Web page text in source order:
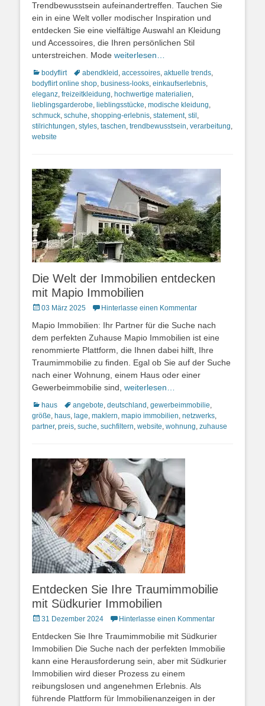
Trendbewusstsein aufeinandertreffen. Tauchen Sie
ein in eine Welt voller modischer Inspiration und
entdecken Sie eine vielfältige Auswahl an Kleidung
und Accessoires, die Ihren persönlichen Stil
unterstreichen. Mode weiterlesen…
Kategorien
bodyflirt Schlagworte
abendkleid , accessoires, aktuelle trends,
bodyflirt online shop, business-looks, einkaufserlebnis,
eleganz, freizeitkleidung, hochwertige materialien,
lieblingsgarderobe, lieblingsstücke, modische kleidung,
schmuck, schuhe, shopping-erlebnis, statement, stil ,
stilrichtungen, styles, taschen, trendbewusstsein, verarbeitung,
website
Die Welt der Immobilien entdecken
mit Mapio Immobilien
Posted
03 März 2025 Hinterlasse einen Kommentar
Mapio Immobilien: Ihr Partner für die Suche nach
dem perfekten Zuhause Mapio Immobilien ist eine
renommierte Plattform, die Ihnen dabei hilft, Ihre
Traumimmobilie zu finden. Egal ob Sie auf der Suche
nach einer Wohnung, einem Haus oder einer
Gewerbeimmobilie sind, weiterlesen…
Kategorien
haus Schlagworte
angebote, deutschland , gewerbeimmobilie,
größe, haus, lage, maklern, mapio immobilien, netzwerks,
partner, preis, suche, suchfiltern, website, wohnung, zuhause
Entdecken Sie Ihre Traumimmobilie
mit Südkurier Immobilien
Posted
31 Dezember 2024 Hinterlasse einen Kommentar
Entdecken Sie Ihre Traumimmobilie mit Südkurier
Immobilien Die Suche nach der perfekten Immobilie
kann eine Herausforderung sein, aber mit Südkurier
Immobilien wird dieser Prozess zu einem
reibungslosen und angenehmen Erlebnis. Als
führende Plattform für Immobilienanzeigen in der